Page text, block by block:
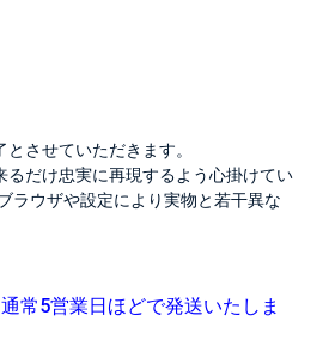
させていただきます。
るだけ忠実に再現するよう心掛けてい
ラウザや設定により実物と若干異な
常5営業日ほどで発送いたしま